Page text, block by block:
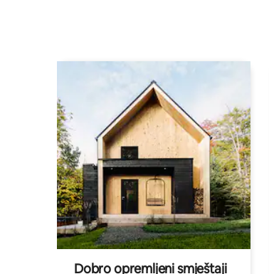
Dobro opremljeni smještaji